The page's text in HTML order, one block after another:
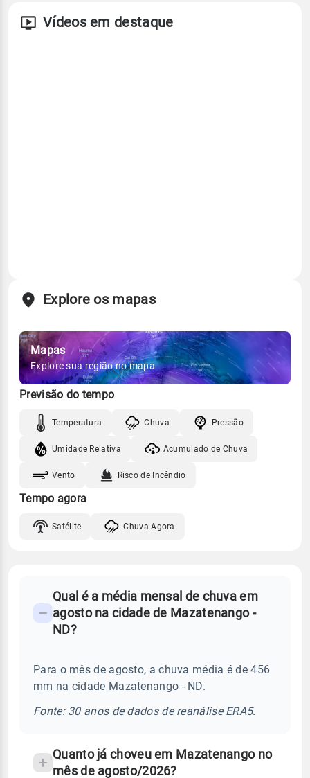
Vídeos em destaque
Explore os mapas
Mapas
Explore sua região no mapa
Previsão do tempo
Temperatura Chuva Pressão
Umidade Relativa Acumulado de Chuva
Vento Risco de Incêndio
Tempo agora
Satélite Chuva Agora
Perguntas
frequentes
chuva
temperatura
Qual é a média mensal de chuva em
agosto na cidade de Mazatenango -
ND?
Para o mês de agosto, a chuva média é de 456
mm na cidade Mazatenango - ND.
Fonte: 30 anos de dados de reanálise ERA5.
Quanto já choveu em Mazatenango no
mês de agosto/2026?